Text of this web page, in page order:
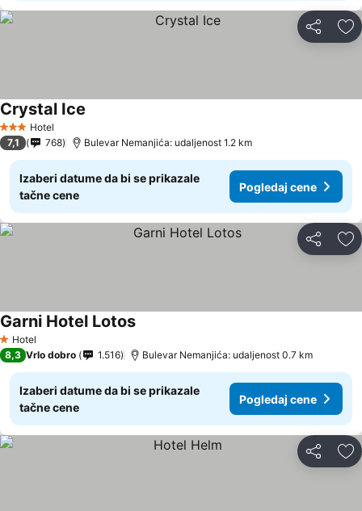
Deli
3 Zvezdice
Hotel
Crystal Ice
7,1 768 Bulevar Nemanjića: udaljenost 1.2 km
Izaberi datume da bi se prikazale
tačne cene
Pogledaj cene
Deli
1 Zvezdice
Hotel
Garni Hotel Lotos
8,3 Vrlo dobro 1.516 Bulevar Nemanjića: udaljenost 0.7 km
Izaberi datume da bi se prikazale
tačne cene
Pogledaj cene
Deli